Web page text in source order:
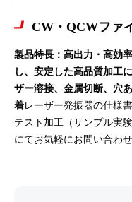
CW・QCWファ
製品特長：高出力・高効
し、安定した高品質加工
ザー溶接、金属切断、穴
着レーザー発振器の仕様
テスト加工（サンプル実
にてお気軽にお問い合わせ